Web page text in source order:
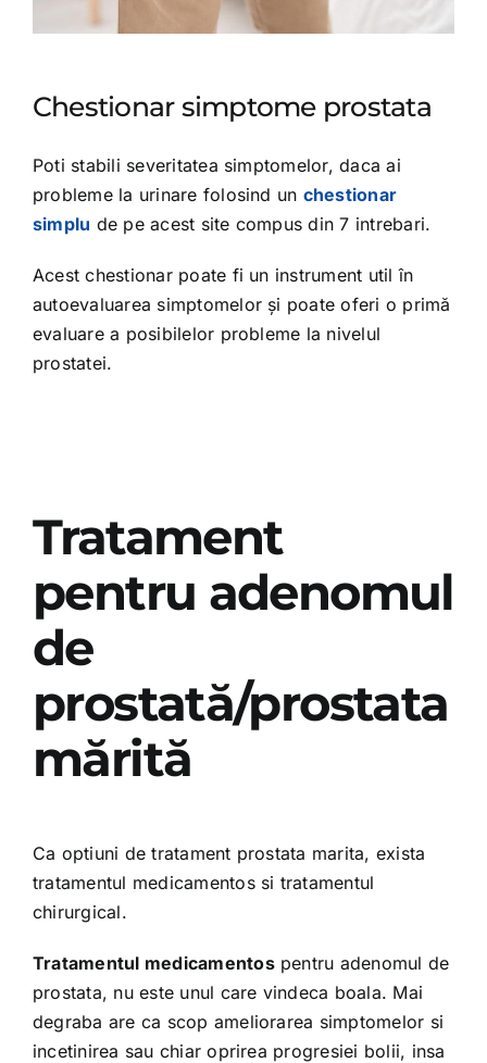
Chestionar simptome prostata
Poti stabili severitatea simptomelor, daca ai
probleme la urinare folosind un chestionar
simplu de pe acest site compus din 7 intrebari.
Acest chestionar poate fi un instrument util în
autoevaluarea simptomelor și poate oferi o primă
evaluare a posibilelor probleme la nivelul
prostatei.
Tratament
pentru adenomul
de
prostată/prostata
mărită
Ca optiuni de tratament prostata marita, exista
tratamentul medicamentos si tratamentul
chirurgical.
Tratamentul medicamentospentru adenomul de
prostata, nu este unul care vindeca boala. Mai
degraba are ca scop ameliorarea simptomelor si
incetinirea sau chiar oprirea progresiei bolii, insa